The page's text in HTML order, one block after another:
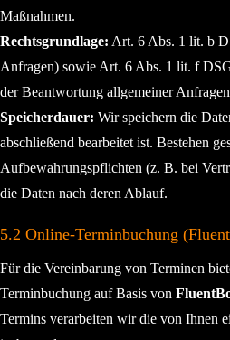
Maßnahmen.
Rechtsgrundlage: Art. 6 Abs. 1 lit. b
Anfragen) sowie Art. 6 Abs. 1 lit. f
der Beantwortung allgemeiner
Speicherdauer: Wir speichern die
abschließend bearbeitet ist. Bestehen
Aufbewahrungspflichten (z. B. bei
die Daten nach deren Ablauf.
5.2 Online-Terminbuchung
Für die Vereinbarung von Terminen
Terminbuchung auf Basis von
Termins verarbeiten wir die von Ihnen